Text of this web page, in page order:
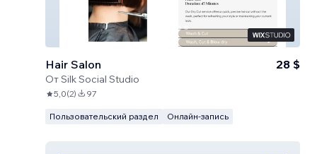
Hair Salon
ОтSilk Social Studio
28 $
5,0(2) 97
Пользовательский раздел Онлайн-запись